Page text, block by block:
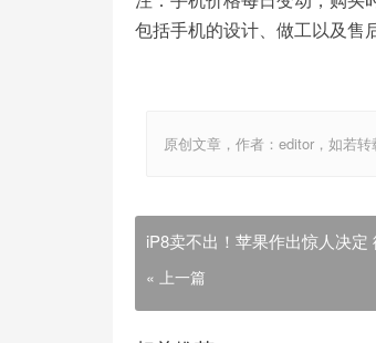
包括手机的设计、做工以及售
原创文章，作者：editor，如若
iP8卖不出！苹果作出惊人决定
« 上一篇